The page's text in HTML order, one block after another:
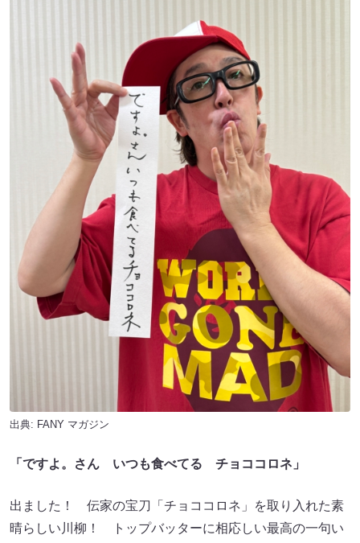
出典: FANY マガジン
「ですよ。さん いつも食べてる チョココロネ」
出ました！ 伝家の宝刀「チョココロネ」を取り入れた素
晴らしい川柳！ トップバッターに相応しい最高の一句い